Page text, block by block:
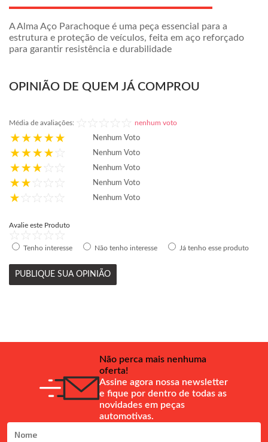
A Alma Aço Parachoque é uma peça essencial para a
estrutura e proteção de veículos, feita em aço reforçado
para garantir resistência e durabilidade
OPINIÃO DE QUEM JÁ COMPROU
Média de avaliações: nenhum voto
Nenhum Voto
Nenhum Voto
Nenhum Voto
Nenhum Voto
Nenhum Voto
Avalie este Produto
Tenho interesse Não tenho interesse Já tenho esse produto
PUBLIQUE SUA OPINIÃO
Não perca mais nenhuma
oferta!
Assine agora nossa newsletter
e fique por dentro de todas as
novidades em peças
automotivas.